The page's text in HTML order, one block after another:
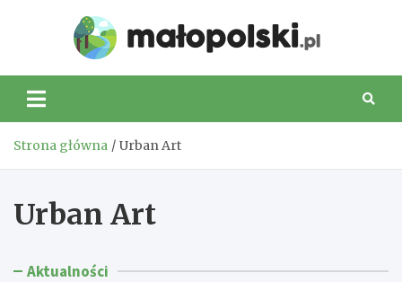
Strona główna Urban Art
Urban Art
Aktualności